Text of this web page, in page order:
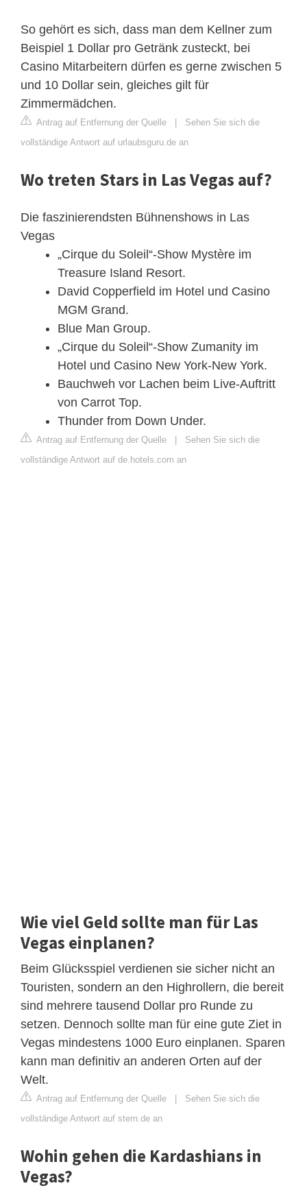
So gehört es sich, dass man dem Kellner zum
Beispiel 1 Dollar pro Getränk zusteckt, bei
Casino Mitarbeitern dürfen es gerne zwischen 5
und 10 Dollar sein, gleiches gilt für
Zimmermädchen.
Antrag auf Entfernung der Quelle | Sehen Sie sich die
vollständige Antwort auf urlaubsguru.de an
Wo treten Stars in Las Vegas auf?
Die faszinierendsten Bühnenshows in Las
Vegas
„Cirque du Soleil“-Show Mystère im
Treasure Island Resort.
David Copperfield im Hotel und Casino
MGM Grand.
Blue Man Group.
„Cirque du Soleil“-Show Zumanity im
Hotel und Casino New York-New York.
Bauchweh vor Lachen beim Live-Auftritt
von Carrot Top.
Thunder from Down Under.
Antrag auf Entfernung der Quelle | Sehen Sie sich die
vollständige Antwort auf de.hotels.com an
Wie viel Geld sollte man für Las
Vegas einplanen?
Beim Glücksspiel verdienen sie sicher nicht an
Touristen, sondern an den Highrollern, die bereit
sind mehrere tausend Dollar pro Runde zu
setzen. Dennoch sollte man für eine gute Ziet in
Vegas mindestens 1000 Euro einplanen. Sparen
kann man definitiv an anderen Orten auf der
Welt.
Antrag auf Entfernung der Quelle | Sehen Sie sich die
vollständige Antwort auf stern.de an
Wohin gehen die Kardashians in
Vegas?